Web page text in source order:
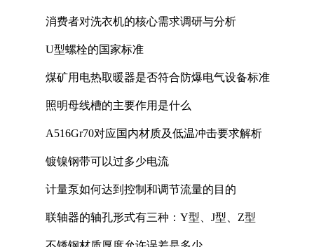
消费者对洗衣机的核心需求调研与分析
U型螺栓的国家标准
煤矿用电热取暖器是否符合防爆电气设备标准
照明母线槽的主要作用是什么
A516Gr70对应国内材质及低温冲击要求解析
镀镍钢带可以过多少电流
计量泵如何达到控制和调节流量的目的
联轴器的轴孔形式有三种：Y型、J型、Z型